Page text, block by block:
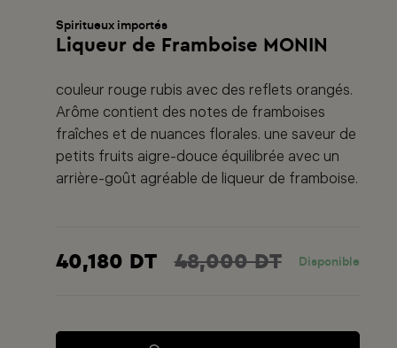
Spiritueux importés
Liqueur de Framboise MONIN
couleur rouge rubis avec des reflets orangés.
Arôme contient des notes de framboises
fraîches et de nuances florales. une saveur de
petits fruits aigre-douce équilibrée avec un
arrière-goût agréable de liqueur de framboise.
40,180 DT 48,000 DT Disponible